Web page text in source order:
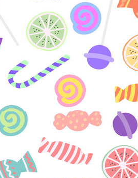
調，確保並自負安全，链接钱包，完成各